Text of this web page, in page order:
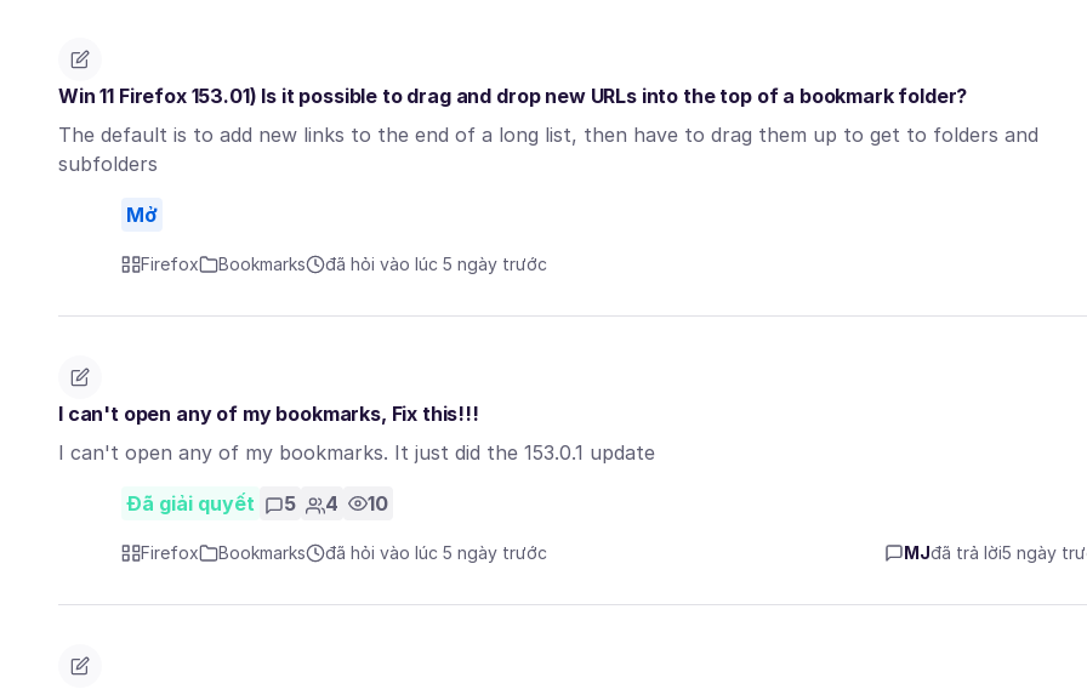
Win 11 Firefox 153.01) Is it possible to drag and drop new URLs into the top of a bookmark folder?
The default is to add new links to the end of a long list, then have to drag them up to get to folders and
subfolders
Mở
Firefox Bookmarks đã hỏi vào lúc 5 ngày trước
I can't open any of my bookmarks, Fix this!!!
I can't open any of my bookmarks. It just did the 153.0.1 update
Đã giải quyết 5 4 10
Firefox Bookmarks đã hỏi vào lúc 5 ngày trước MJđã trả lời5 ngày